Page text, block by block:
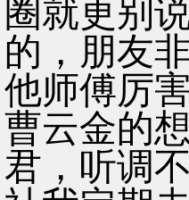
圈就更别
的，朋友
他师傅厉害
曹云金的
君，听调